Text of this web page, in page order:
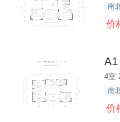
南
价
A1
4室
南
价